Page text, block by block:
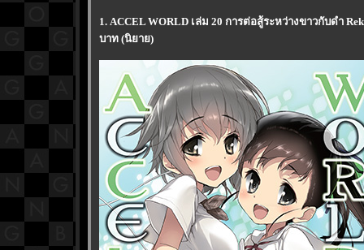
1. ACCEL WORLD เล่ม 20 การต่อสู้ระหว่างขาวกับดำ
บาท (นิยาย)